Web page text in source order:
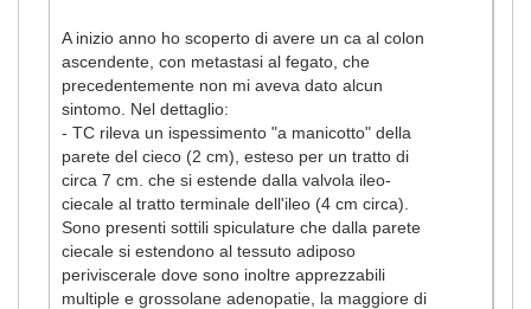
A inizio anno ho scoperto di avere un ca al colon
ascendente, con metastasi al fegato, che
precedentemente non mi aveva dato alcun
sintomo. Nel dettaglio:
- TC rileva un ispessimento "a manicotto" della
parete del cieco (2 cm), esteso per un tratto di
circa 7 cm. che si estende dalla valvola ileo-
ciecale al tratto terminale dell'ileo (4 cm circa).
Sono presenti sottili spiculature che dalla parete
ciecale si estendono al tessuto adiposo
periviscerale dove sono inoltre apprezzabili
multiple e grossolane adenopatie, la maggiore di